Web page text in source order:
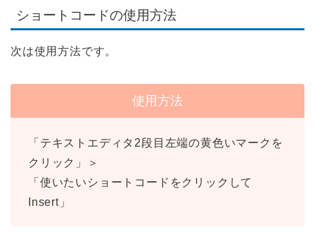
ショートコードの使用方法
次は使用方法です。
使用方法
「テキストエディタ2段目左端の黄色いマークを
クリック」＞
「使いたいショートコードをクリックして
Insert」